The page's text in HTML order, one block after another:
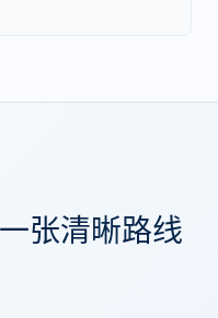
张清晰路线